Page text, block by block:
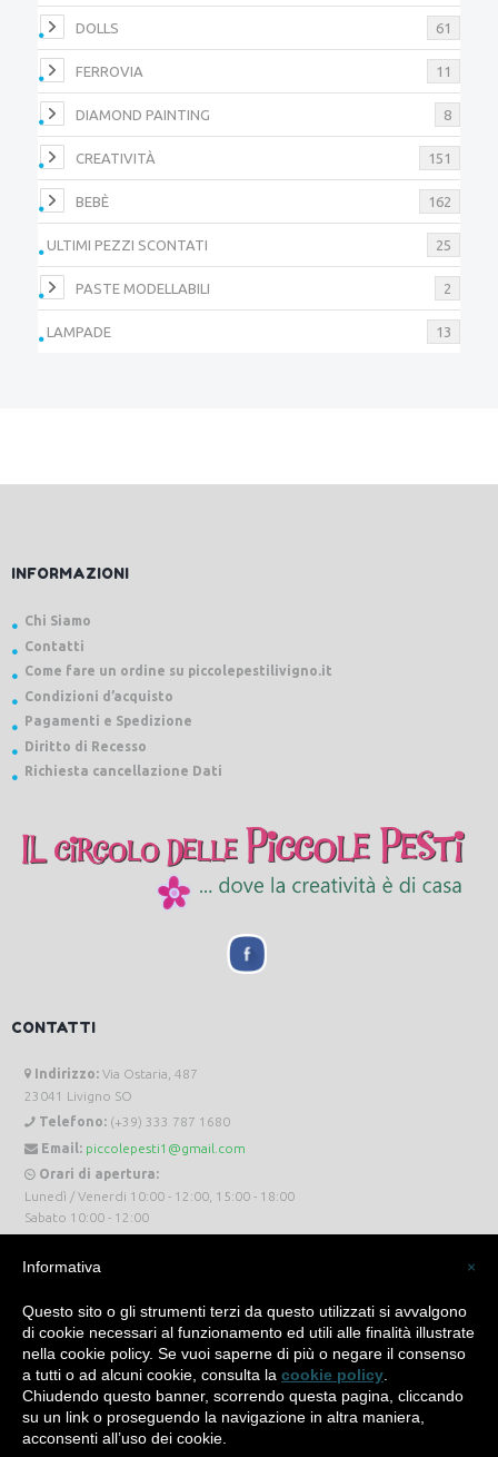
DOLLS 61
FERROVIA 11
DIAMOND PAINTING 8
CREATIVITÀ 151
BEBÈ 162
ULTIMI PEZZI SCONTATI 25
PASTE MODELLABILI 2
LAMPADE 13
INFORMAZIONI
Chi Siamo
Contatti
Come fare un ordine su piccolepestilivigno.it
Condizioni d’acquisto
Pagamenti e Spedizione
Diritto di Recesso
Richiesta cancellazione Dati
CONTATTI
Indirizzo: Via Ostaria, 487
23041 Livigno SO
Telefono: (+39) 333 787 1680
Email: piccolepesti1@gmail.com
Orari di apertura:
Lunedì / Venerdi 10:00 - 12:00, 15:00 - 18:00
Sabato 10:00 - 12:00
Piccole Pesti Livigno © 2024 Tutti i diritti riservati. -Privacy Policy-Cookie Policy
Made with bySìServices
×
Informativa
Questo sito o gli strumenti terzi da questo utilizzati si avvalgono
di cookie necessari al funzionamento ed utili alle finalità illustrate
nella cookie policy. Se vuoi saperne di più o negare il consenso
a tutti o ad alcuni cookie, consulta la cookie policy
Chiudendo questo banner, scorrendo questa pagina, cliccando
su un link o proseguendo la navigazione in altra maniera,
acconsenti all’uso dei cookie.